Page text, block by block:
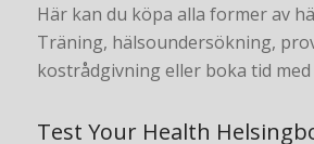
Här kan du köpa alla former av
Träning, hälsoundersökning,
kostrådgivning eller boka tid
Test Your Health